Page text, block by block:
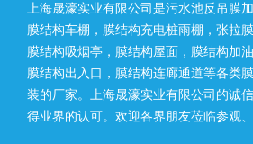
上海晟濠实业有限公司是污水池反吊膜
膜结构车棚，膜结构充电桩雨棚，张拉
膜结构吸烟亭，膜结构屋面，膜结构加
膜结构出入口，膜结构连廊通道等各类
装的厂家。上海晟濠实业有限公司的诚
得业界的认可。欢迎各界朋友莅临参观